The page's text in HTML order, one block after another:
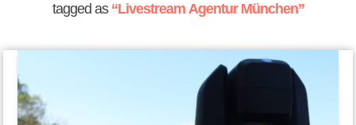
tagged as “Livestream Agentur München”